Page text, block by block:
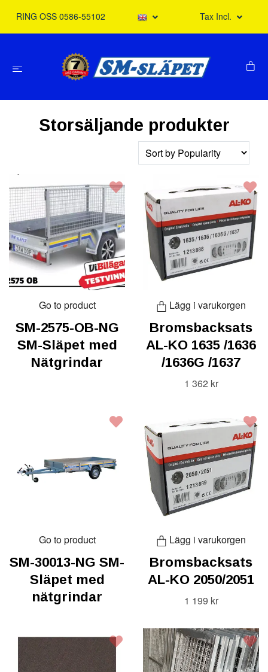
RING OSS 0586-55102 Tax Incl.
Storsäljande produkter
Go to product
SM-2575-OB-NG
SM-Släpet med
Nätgrindar
Lägg i varukorgen
Bromsbacksats
AL-KO 1635 /1636
/1636G /1637
1 362 kr
Go to product
SM-30013-NG SM-
Släpet med
nätgrindar
Lägg i varukorgen
Bromsbacksats
AL-KO 2050/2051
1 199 kr